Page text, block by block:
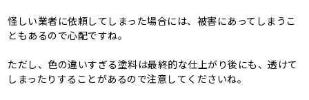
怪しい業者に依頼してしまった場合には、被害にあってしまうこ
ともあるので心配ですね。
ただし、色の違いすぎる塗料は最終的な仕上がり後にも、透けて
しまったりすることがあるので注意してくださいね。